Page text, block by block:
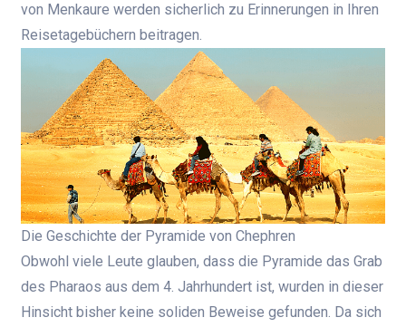
von Menkaure werden sicherlich zu Erinnerungen in Ihren
Reisetagebüchern beitragen.
Die Geschichte der Pyramide von Chephren
Obwohl viele Leute glauben, dass die Pyramide das Grab
des Pharaos aus dem 4. Jahrhundert ist, wurden in dieser
Hinsicht bisher keine soliden Beweise gefunden. Da sich